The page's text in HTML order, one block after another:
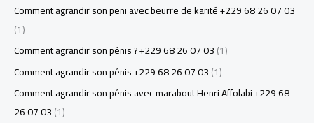
Comment agrandir son peni avec beurre de karité +229 68 26 07 03
(1)
Comment agrandir son pénis ? +229 68 26 07 03(1)
Comment agrandir son pénis +229 68 26 07 03(1)
Comment agrandir son pénis avec marabout Henri Affolabi +229 68
26 07 03(1)